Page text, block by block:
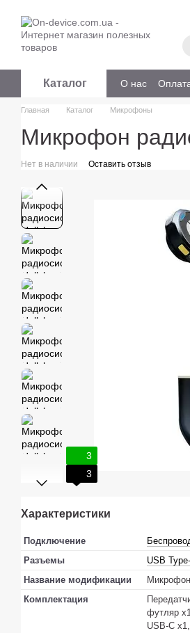
Каталог О нас
Главная Каталог Микрофоны
Микрофон
Нет в наличии Оставить отзыв
3
3
Характеристики
Подключение
Разъемы
USB
Название модификации
Комплектация
футляр
USB-C